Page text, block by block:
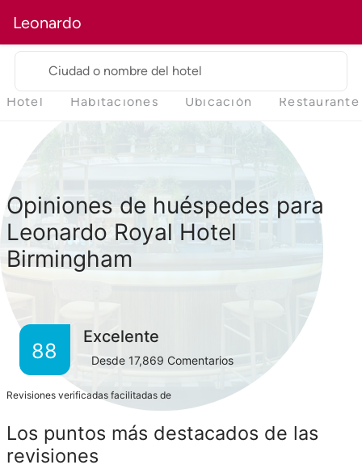
Leonardo
Ciudad o nombre del hotel
Hotel Habitaciones Ubicación Restaurante
Opiniones de huéspedes para
Leonardo Royal Hotel
Birmingham
88
Excelente
Desde 17,869 Comentarios
Revisiones verificadas facilitadas de
Los puntos más destacados de las
revisiones